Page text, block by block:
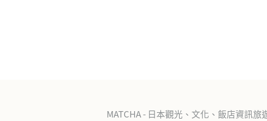
MATCHA - 日本觀光、文化、飯店資訊旅